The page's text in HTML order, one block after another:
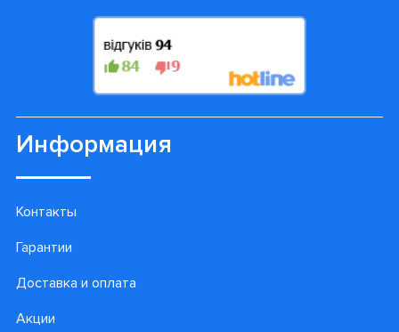
Информация
Контакты
Гарантии
Доставка и оплата
Акции